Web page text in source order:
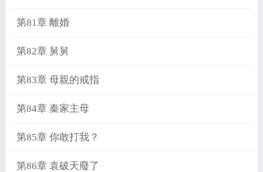
第81章 離婚
第82章 舅舅
第83章 母親的戒指
第84章 秦家主母
第85章 你敢打我？
第86章 袁破天廢了